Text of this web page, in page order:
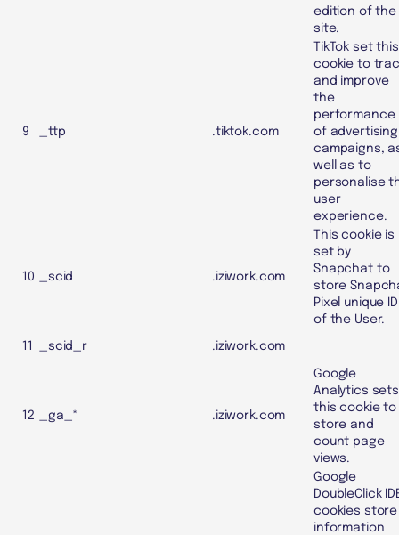
edition of the
site.
9 _ttp .tiktok.com
TikTok set this
cookie to
and improve
the
performance
of advertising
campaigns,
well as to
personalise
user
experience.
10 _scid .iziwork.com
This cookie is
set by
Snapchat to
store
Pixel unique ID
of the User.
11 _scid_r .iziwork.com
12 _ga_* .iziwork.com
Google
Analytics sets
this cookie to
store and
count page
views.
Google
DoubleClick
cookies store
information